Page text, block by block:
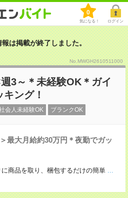
0
気になる！ ログイン
は掲載が終了しました。
No.MWGH2610511000
3～＊未経験OK＊ガイ
ング！
会人未経験OK ブランクOK
最大月給約30万円＊夜勤でガッ
に商品を取り、梱包するだけの簡単 ...